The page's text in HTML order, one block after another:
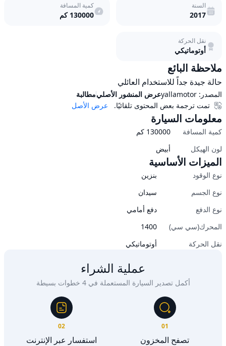
السنة
2017
كمية المسافة
130000 كم
نقل الحركة
أوتوماتيكي
ملاحظة البائع
حالة جيدة جداً للاستخدام العائلي
المصدر: yallamotorعرض المنشور الأصليمطالبة
عرض الأصل
تمت ترجمة بعض المحتوى تلقائيًا.
معلومات السيارة
كمية المسافة 130000 كم
لون الهيكل
أبيض
الميزات الأساسية
نوع الوقود
بنزين
نوع الجسم
سيدان
نوع الدفع
دفع أمامي
المحرك(سي سي)
1400
نقل الحركة
أوتوماتيكي
عملية الشراء
أكمل تصدير السيارة المستعملة في 4 خطوات بسيطة
01
تصفح المخزون
02
استفسار عبر الإنترنت